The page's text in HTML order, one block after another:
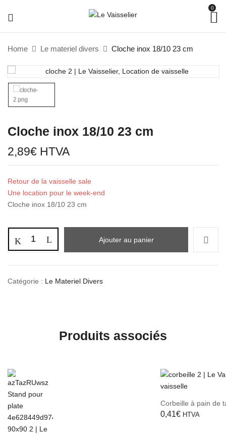
0
Home Le materiel divers Cloche inox 18/10 23 cm
Cloche inox 18/10 23 cm
2,89€ HTVA
Retour de la vaisselle sale
Une location pour le week-end
Cloche inox 18/10 23 cm
Ajouter au panier
Catégorie : Le Materiel Divers
Produits associés
Corbeille à pain de
0,41€ HTVA